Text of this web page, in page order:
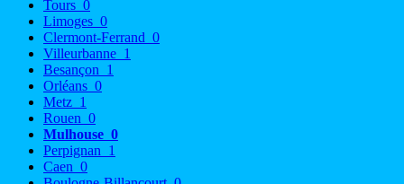
Tours 0
Limoges 0
Clermont-Ferrand 0
Villeurbanne 1
Besançon 1
Orléans 0
Metz 1
Rouen 0
Mulhouse 0
Perpignan 1
Caen 0